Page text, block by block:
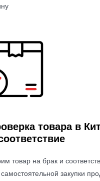
товара в
товар на брак и
закупки